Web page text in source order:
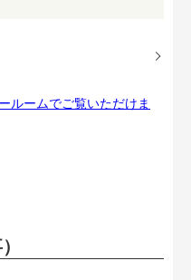
ルームでご覧いただけま